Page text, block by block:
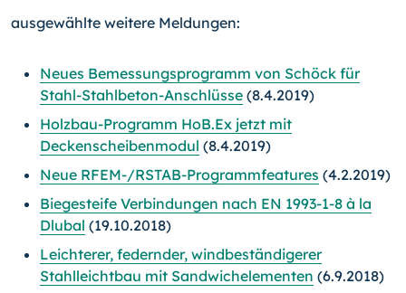
ausgewählte weitere Meldungen:
Neues Bemessungsprogramm von Schöck für
Stahl-Stahlbeton-Anschlüsse (8.4.2019)
Holzbau-Programm HoB.Ex jetzt mit
Deckenscheibenmodul (8.4.2019)
Neue RFEM-/RSTAB-Programmfeatures (4.2.2019)
Biegesteife Verbindungen nach EN 1993-1-8 à la
Dlubal (19.10.2018)
Leichterer, federnder, windbeständigerer
Stahlleichtbau mit Sandwichelementen (6.9.2018)